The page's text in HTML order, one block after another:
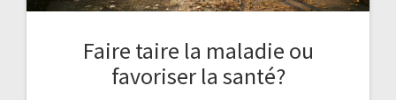
Faire taire la maladie ou
favoriser la santé?